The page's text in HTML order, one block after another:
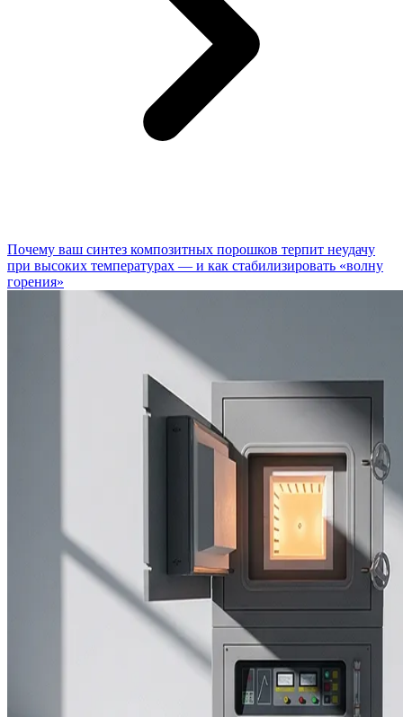
Почему ваш синтез композитных порошков терпит неудачу
при высоких температурах — и как стабилизировать «волну
горения»